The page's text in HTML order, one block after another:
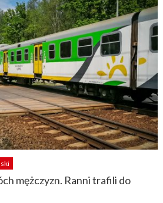
mężczyzn. Ranni trafili do